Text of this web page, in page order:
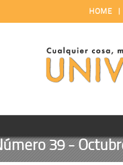
HOME
39 -